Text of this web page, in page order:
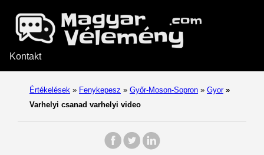
Kontakt
Értékelések » Fenykepesz » Győr-Moson-Sopron » Gyor »
Varhelyi csanad varhelyi video